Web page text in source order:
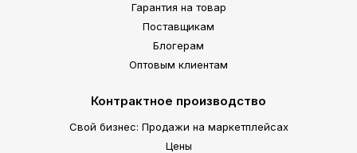
Гарантия на товар
Поставщикам
Блогерам
Оптовым клиентам
Контрактное производство
Свой бизнес: Продажи на маркетплейсах
Цены